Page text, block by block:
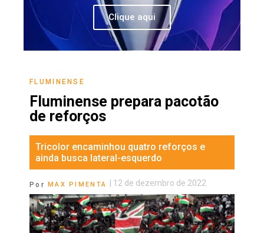
Clique aqui
FLUMINENSE
Fluminense prepara pacotão
de reforços
Tricolor encaminhou quatro reforços e
ainda busca lateral-esquerdo
Por MAX PIMENTA 12 de dezembro de 2022